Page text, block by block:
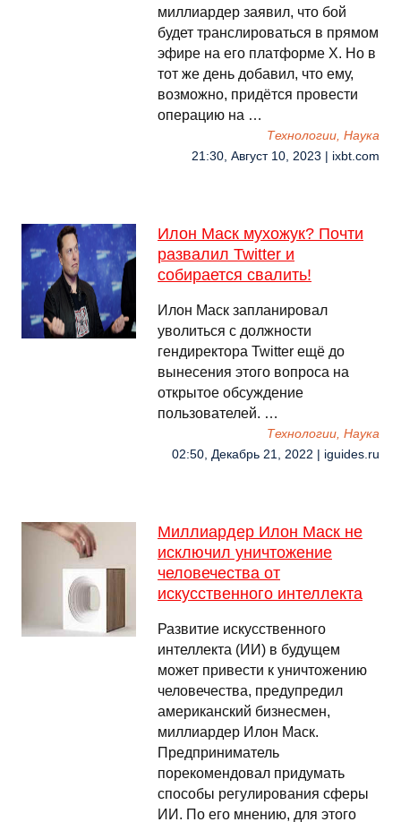
миллиардер заявил, что бой
будет транслироваться в прямом
эфире на его платформе X. Но в
тот же день добавил, что ему,
возможно, придётся провести
операцию на …
Технологии, Наука
21:30, Август 10, 2023 | ixbt.com
Илон Маск мухожук? Почти
развалил Twitter и
собирается свалить!
Илон Маск запланировал
уволиться с должности
гендиректора Twitter ещё до
вынесения этого вопроса на
открытое обсуждение
пользователей. …
Технологии, Наука
02:50, Декабрь 21, 2022 | iguides.ru
Миллиардер Илон Маск не
исключил уничтожение
человечества от
искусственного интеллекта
Развитие искусственного
интеллекта (ИИ) в будущем
может привести к уничтожению
человечества, предупредил
американский бизнесмен,
миллиардер Илон Маск.
Предприниматель
порекомендовал придумать
способы регулирования сферы
ИИ. По его мнению, для этого